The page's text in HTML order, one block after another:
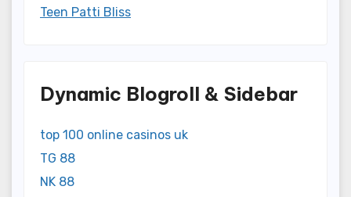
Teen Patti Bliss
Dynamic Blogroll & Sidebar
top 100 online casinos uk
TG 88
NK 88